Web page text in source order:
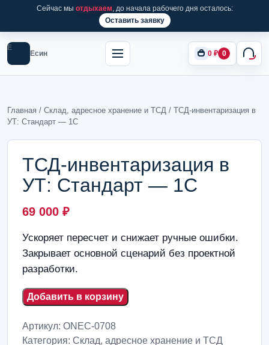
Сейчас мы отдыхаем, до начала рабочего дня осталось:
Оставить заявку
Е
Есин 0 ₽ 0
Главная / Склад, адресное хранение и ТСД / ТСД-инвентаризация в
УТ: Стандарт — 1С
ТСД-инвентаризация в
УТ: Стандарт — 1С
69 000 ₽
Ускоряет пересчет и снижает ручные ошибки.
Закрывает основной сценарий без проектной
разработки.
Добавить в корзину
Артикул: ONEC-0708
Категория: Склад, адресное хранение и ТСД